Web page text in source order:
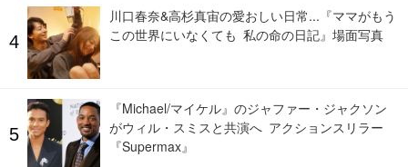
川口春奈&高杉真宙の愛おしい日常...『ママがもう
この世界にいなくても 私の命の日記』場面写真
『Michael/マイケル』のジャファー・ジャクソン
がウィル・スミスと共演へ アクションスリラー
『Supermax』